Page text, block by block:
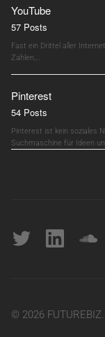
YouTube
57 Posts
Fast ein Drittel aller
Zahlen,…
Pinterest
54 Posts
Pinterest ist kein soziales
Suchmaschine für Ideen
Twitter linkedin
© 2026 FUTUREBIZ.